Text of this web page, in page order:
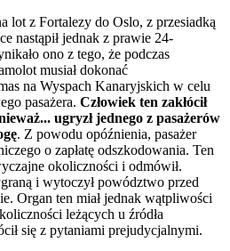
lot z Fortalezy do Oslo, z przesiadką
nastąpił jednak z prawie 24-
ono z tego, że podczas
musiał dokonać
na Wyspach Kanaryjskich w celu
pasażera. Człowiek ten zakłócił
ugryzł jednego z pasażerów
. Z powodu opóźnienia, pasażer
o zapłatę odszkodowania. Ten
okoliczności i odmówił.
i wytoczył powództwo przed
Organ ten miał jednak wątpliwości
leżących u źródła
się z pytaniami prejudycjalnymi.